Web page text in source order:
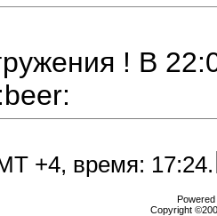
! В
+4, время: 17:24.
Copyright